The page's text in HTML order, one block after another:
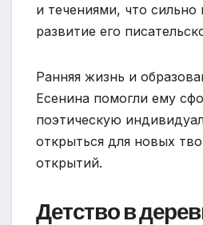
и течениями, что сильно
развитие его
Ранняя жизнь и
Есенина помогли ему
поэтическую
открыться для новых
открытий.
Детство в